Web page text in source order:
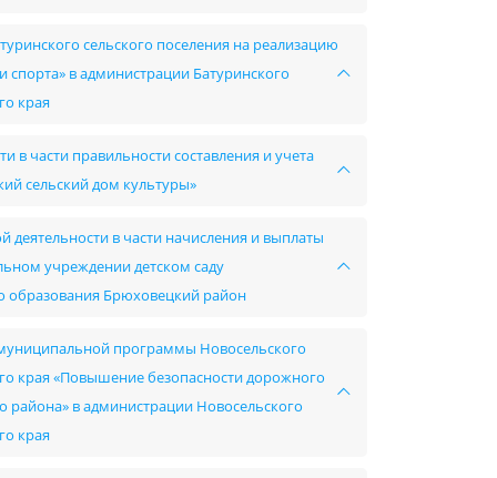
сельского поселения на реализацию
в администрации Батуринского
края
части правильности составления и учета
сельский дом культуры»
в части начисления и выплаты
учреждении детском саду
образования Брюховецкий район
программы Новосельского
края «Повышение безопасности дорожного
района» в администрации Новосельского
края